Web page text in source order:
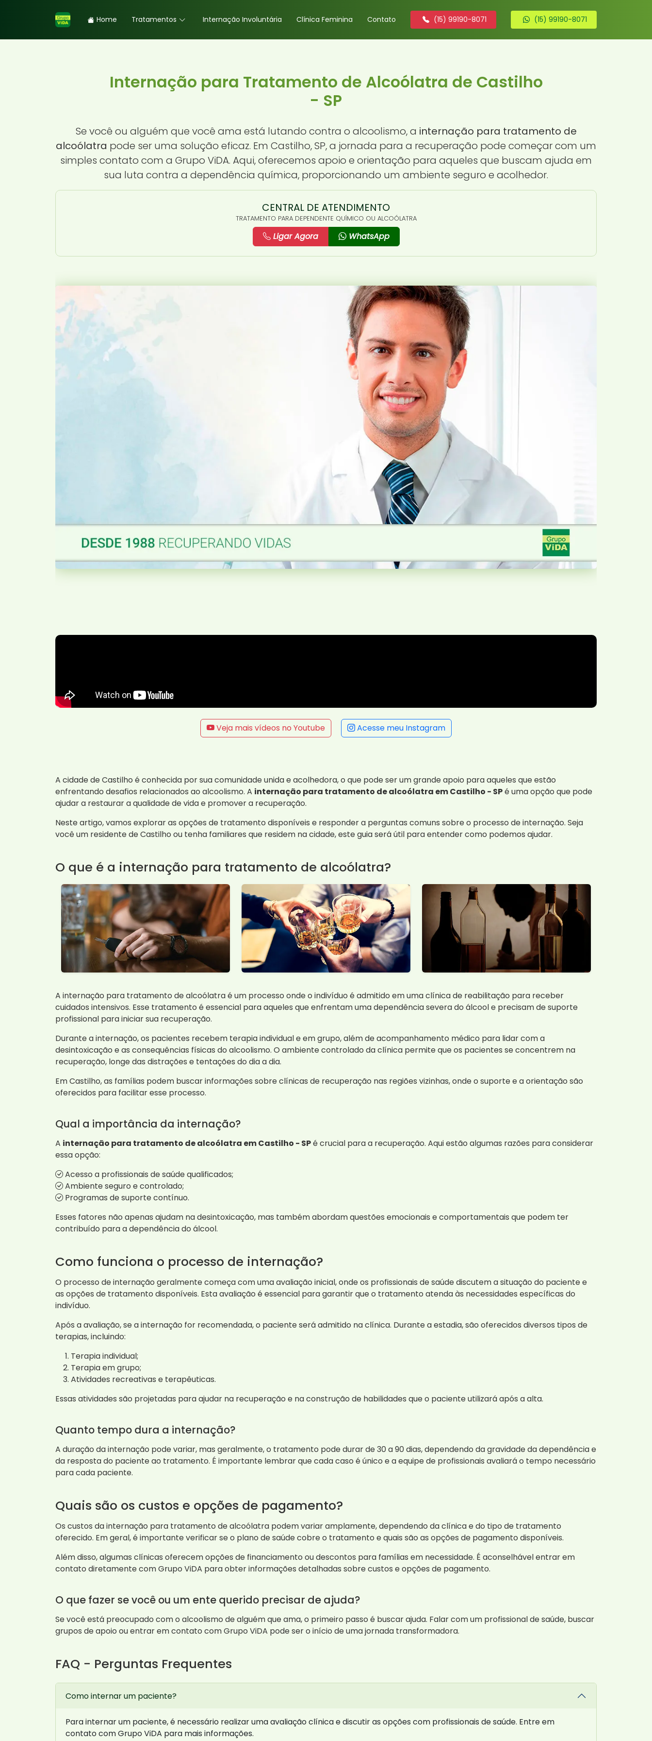
Home Tratamentos Internação Involuntária Clínica Feminina Contato (15) 99190-8071 (15) 99190-8071
Internação para Tratamento de Alcoólatra de Castilho
- SP
Se você ou alguém que você ama está lutando contra o alcoolismo, a internação para tratamento de
alcoólatra pode ser uma solução eficaz. Em Castilho, SP, a jornada para a recuperação pode começar com um
simples contato com a Grupo ViDA. Aqui, oferecemos apoio e orientação para aqueles que buscam ajuda em
sua luta contra a dependência química, proporcionando um ambiente seguro e acolhedor.
CENTRAL DE ATENDIMENTO
TRATAMENTO PARA DEPENDENTE QUÍMICO OU ALCOÓLATRA
Ligar Agora WhatsApp
Veja mais vídeos no Youtube Acesse meu Instagram
A cidade de Castilho é conhecida por sua comunidade unida e acolhedora, o que pode ser um grande apoio para aqueles que estão
enfrentando desafios relacionados ao alcoolismo. A internação para tratamento de alcoólatra em Castilho - SPé uma opção que pode
ajudar a restaurar a qualidade de vida e promover a recuperação.
Neste artigo, vamos explorar as opções de tratamento disponíveis e responder a perguntas comuns sobre o processo de internação. Seja
você um residente de Castilho ou tenha familiares que residem na cidade, este guia será útil para entender como podemos ajudar.
O que é a internação para tratamento de alcoólatra?
A internação para tratamento de alcoólatra é um processo onde o indivíduo é admitido em uma clínica de reabilitação para receber
cuidados intensivos. Esse tratamento é essencial para aqueles que enfrentam uma dependência severa do álcool e precisam de suporte
profissional para iniciar sua recuperação.
Durante a internação, os pacientes recebem terapia individual e em grupo, além de acompanhamento médico para lidar com a
desintoxicação e as consequências físicas do alcoolismo. O ambiente controlado da clínica permite que os pacientes se concentrem na
recuperação, longe das distrações e tentações do dia a dia.
Em Castilho, as famílias podem buscar informações sobre clínicas de recuperação nas regiões vizinhas, onde o suporte e a orientação são
oferecidos para facilitar esse processo.
Qual a importância da internação?
A internação para tratamento de alcoólatra em Castilho - SPé crucial para a recuperação. Aqui estão algumas razões para considerar
essa opção:
Acesso a profissionais de saúde qualificados;
Ambiente seguro e controlado;
Programas de suporte contínuo.
Esses fatores não apenas ajudam na desintoxicação, mas também abordam questões emocionais e comportamentais que podem ter
contribuído para a dependência do álcool.
Como funciona o processo de internação?
O processo de internação geralmente começa com uma avaliação inicial, onde os profissionais de saúde discutem a situação do paciente e
as opções de tratamento disponíveis. Esta avaliação é essencial para garantir que o tratamento atenda às necessidades específicas do
indivíduo.
Após a avaliação, se a internação for recomendada, o paciente será admitido na clínica. Durante a estadia, são oferecidos diversos tipos de
terapias, incluindo:
Terapia individual;
Terapia em grupo;
Atividades recreativas e terapêuticas.
Essas atividades são projetadas para ajudar na recuperação e na construção de habilidades que o paciente utilizará após a alta.
Quanto tempo dura a internação?
A duração da internação pode variar, mas geralmente, o tratamento pode durar de 30 a 90 dias, dependendo da gravidade da dependência e
da resposta do paciente ao tratamento. É importante lembrar que cada caso é único e a equipe de profissionais avaliará o tempo necessário
para cada paciente.
Quais são os custos e opções de pagamento?
Os custos da internação para tratamento de alcoólatra podem variar amplamente, dependendo da clínica e do tipo de tratamento
oferecido. Em geral, é importante verificar se o plano de saúde cobre o tratamento e quais são as opções de pagamento disponíveis.
Além disso, algumas clínicas oferecem opções de financiamento ou descontos para famílias em necessidade. É aconselhável entrar em
contato diretamente com Grupo ViDA para obter informações detalhadas sobre custos e opções de pagamento.
O que fazer se você ou um ente querido precisar de ajuda?
Se você está preocupado com o alcoolismo de alguém que ama, o primeiro passo é buscar ajuda. Falar com um profissional de saúde, buscar
grupos de apoio ou entrar em contato com Grupo ViDA pode ser o início de uma jornada transformadora.
FAQ - Perguntas Frequentes
Como internar um paciente?
Para internar um paciente, é necessário realizar uma avaliação clínica e discutir as opções com profissionais de saúde. Entre em
contato com Grupo ViDA para mais informações.